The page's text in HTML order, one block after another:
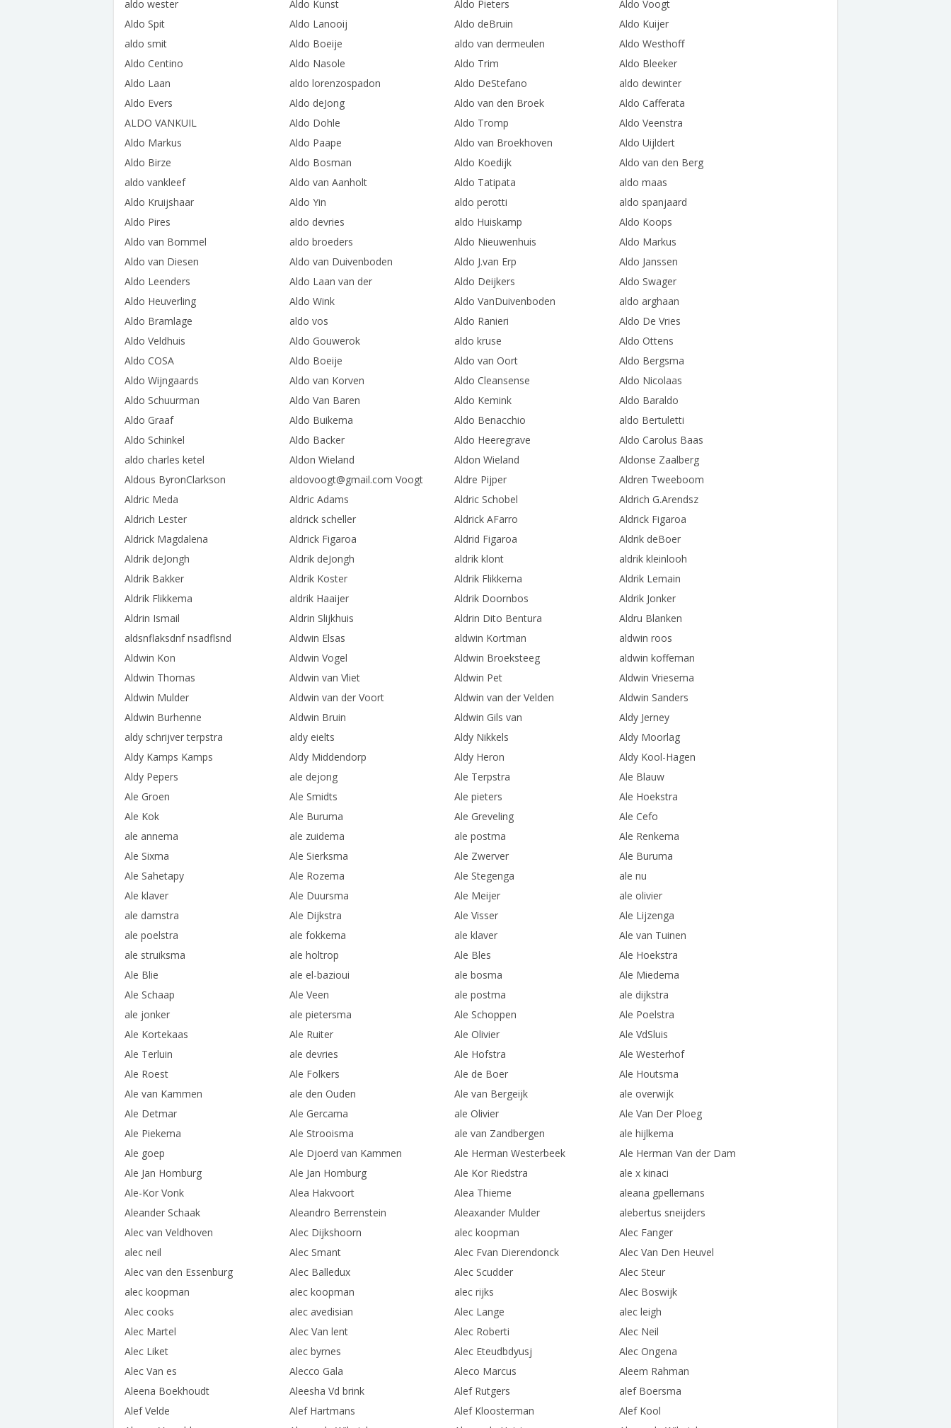
aldo wester
Aldo Kunst Aldo Pieters
Aldo Voogt
Aldo Spit
Aldo Lanooij Aldo deBruin
Aldo Kuijer
aldo smit
Aldo Boeije aldo van dermeulen
Aldo Westhoff
Aldo Centino
Aldo Nasole Aldo Trim
Aldo Bleeker
Aldo Laan
aldo lorenzospadon Aldo DeStefano
aldo dewinter
Aldo Evers
Aldo deJong Aldo van den Broek
Aldo Cafferata
ALDO VANKUIL
Aldo Dohle Aldo Tromp
Aldo Veenstra
Aldo Markus
Aldo Paape Aldo van Broekhoven
Aldo Uijldert
Aldo Birze
Aldo Bosman Aldo Koedijk
Aldo van den Berg
aldo vankleef
Aldo van Aanholt Aldo Tatipata
aldo maas
Aldo Kruijshaar
Aldo Yin aldo perotti
aldo spanjaard
Aldo Pires
aldo devries aldo Huiskamp
Aldo Koops
Aldo van Bommel
aldo broeders Aldo Nieuwenhuis
Aldo Markus
Aldo van Diesen
Aldo van Duivenboden Aldo J.van Erp
Aldo Janssen
Aldo Leenders
Aldo Laan van der Aldo Deijkers
Aldo Swager
Aldo Heuverling
Aldo Wink Aldo VanDuivenboden
aldo arghaan
Aldo Bramlage
aldo vos Aldo Ranieri
Aldo De Vries
Aldo Veldhuis
Aldo Gouwerok aldo kruse
Aldo Ottens
Aldo COSA
Aldo Boeije Aldo van Oort
Aldo Bergsma
Aldo Wijngaards
Aldo van Korven Aldo Cleansense
Aldo Nicolaas
Aldo Schuurman
Aldo Van Baren Aldo Kemink
Aldo Baraldo
Aldo Graaf
Aldo Buikema Aldo Benacchio
aldo Bertuletti
Aldo Schinkel
Aldo Backer Aldo Heeregrave
Aldo Carolus Baas
aldo charles ketel
Aldon Wieland Aldon Wieland
Aldonse Zaalberg
Aldous ByronClarkson
aldovoogt@gmail.com Voogt Aldre Pijper
Aldren Tweeboom
Aldric Meda
Aldric Adams Aldric Schobel
Aldrich G.Arendsz
Aldrich Lester
aldrick scheller Aldrick AFarro
Aldrick Figaroa
Aldrick Magdalena
Aldrick Figaroa Aldrid Figaroa
Aldrik deBoer
Aldrik deJongh
Aldrik deJongh aldrik klont
aldrik kleinlooh
Aldrik Bakker
Aldrik Koster Aldrik Flikkema
Aldrik Lemain
Aldrik Flikkema
aldrik Haaijer Aldrik Doornbos
Aldrik Jonker
Aldrin Ismail
Aldrin Slijkhuis Aldrin Dito Bentura
Aldru Blanken
aldsnflaksdnf nsadflsnd
Aldwin Elsas aldwin Kortman
aldwin roos
Aldwin Kon
Aldwin Vogel Aldwin Broeksteeg
aldwin koffeman
Aldwin Thomas
Aldwin van Vliet Aldwin Pet
Aldwin Vriesema
Aldwin Mulder
Aldwin van der Voort Aldwin van der Velden
Aldwin Sanders
Aldwin Burhenne
Aldwin Bruin Aldwin Gils van
Aldy Jerney
aldy schrijver terpstra
aldy eielts Aldy Nikkels
Aldy Moorlag
Aldy Kamps Kamps
Aldy Middendorp Aldy Heron
Aldy Kool-Hagen
Aldy Pepers
ale dejong Ale Terpstra
Ale Blauw
Ale Groen
Ale Smidts Ale pieters
Ale Hoekstra
Ale Kok
Ale Buruma Ale Greveling
Ale Cefo
ale annema
ale zuidema ale postma
Ale Renkema
Ale Sixma
Ale Sierksma Ale Zwerver
Ale Buruma
Ale Sahetapy
Ale Rozema Ale Stegenga
ale nu
Ale klaver
Ale Duursma Ale Meijer
ale olivier
ale damstra
Ale Dijkstra Ale Visser
Ale Lijzenga
ale poelstra
ale fokkema ale klaver
Ale van Tuinen
ale struiksma
ale holtrop Ale Bles
Ale Hoekstra
Ale Blie
ale el-bazioui ale bosma
Ale Miedema
Ale Schaap
Ale Veen ale postma
ale dijkstra
ale jonker
ale pietersma Ale Schoppen
Ale Poelstra
Ale Kortekaas
Ale Ruiter Ale Olivier
Ale VdSluis
Ale Terluin
ale devries Ale Hofstra
Ale Westerhof
Ale Roest
Ale Folkers Ale de Boer
Ale Houtsma
Ale van Kammen
ale den Ouden Ale van Bergeijk
ale overwijk
Ale Detmar
Ale Gercama ale Olivier
Ale Van Der Ploeg
Ale Piekema
Ale Strooisma ale van Zandbergen
ale hijlkema
Ale goep
Ale Djoerd van Kammen Ale Herman Westerbeek
Ale Herman Van der Dam
Ale Jan Homburg
Ale Jan Homburg Ale Kor Riedstra
ale x kinaci
Ale-Kor Vonk
Alea Hakvoort Alea Thieme
aleana gpellemans
Aleander Schaak
Aleandro Berrenstein Aleaxander Mulder
alebertus sneijders
Alec van Veldhoven
Alec Dijkshoorn alec koopman
Alec Fanger
alec neil
Alec Smant Alec Fvan Dierendonck
Alec Van Den Heuvel
Alec van den Essenburg
Alec Balledux Alec Scudder
Alec Steur
alec koopman
alec koopman alec rijks
Alec Boswijk
Alec cooks
alec avedisian Alec Lange
alec leigh
Alec Martel
Alec Van lent Alec Roberti
Alec Neil
Alec Liket
alec byrnes Alec Eteudbdyusj
Alec Ongena
Alec Van es
Alecco Gala Aleco Marcus
Aleem Rahman
Aleena Boekhoudt
Aleesha Vd brink Alef Rutgers
alef Boersma
Alef Velde
Alef Hartmans Alef Kloosterman
Alef Kool